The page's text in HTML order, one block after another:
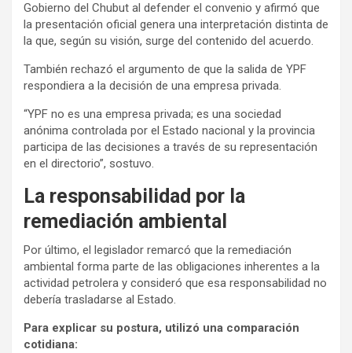
Gobierno del Chubut al defender el convenio y afirmó que
la presentación oficial genera una interpretación distinta de
la que, según su visión, surge del contenido del acuerdo.
También rechazó el argumento de que la salida de YPF
respondiera a la decisión de una empresa privada.
“YPF no es una empresa privada; es una sociedad
anónima controlada por el Estado nacional y la provincia
participa de las decisiones a través de su representación
en el directorio”, sostuvo.
La responsabilidad por la
remediación ambiental
Por último, el legislador remarcó que la remediación
ambiental forma parte de las obligaciones inherentes a la
actividad petrolera y consideró que esa responsabilidad no
debería trasladarse al Estado.
Para explicar su postura, utilizó una comparación
cotidiana: